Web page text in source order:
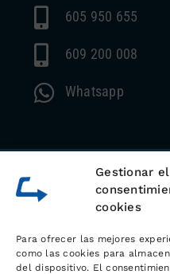
Gestionar el
cookies
Para ofrecer las mejores
como las cookies para
del dispositivo. El
605 950 655
609 200 008
Whatsapp